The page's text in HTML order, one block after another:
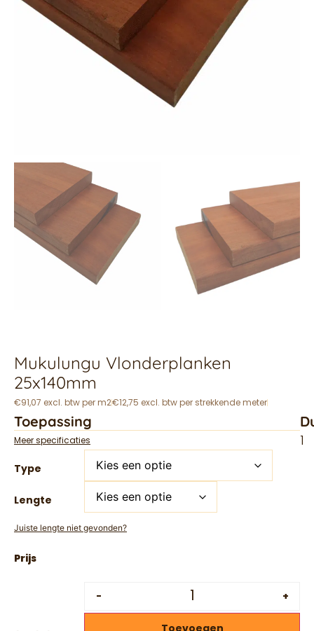
Mukulungu Vlonderplanken
25x140mm
€91,07 excl. btw per m2€12,75 excl. btw per strekkende meter
Toepassing
Meer specificaties
1
Type
Lengte
Juiste lengte niet gevonden?
- +